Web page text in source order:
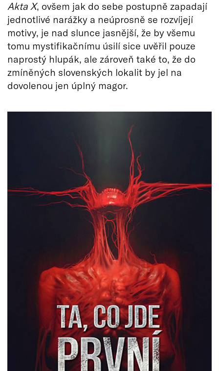
Akta X, ovšem jak do sebe postupně zapadají
jednotlivé narážky a neúprosně se rozvíjejí
motivy, je nad slunce jasnější, že by všemu
tomu mystifikačnímu úsilí sice uvěřil pouze
naprostý hlupák, ale zároveň také to, že do
zmíněných slovenských lokalit by jel na
dovolenou jen úplný magor.